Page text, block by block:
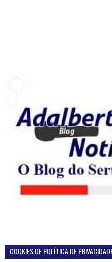
COOKIES DE POLÍTICA DE